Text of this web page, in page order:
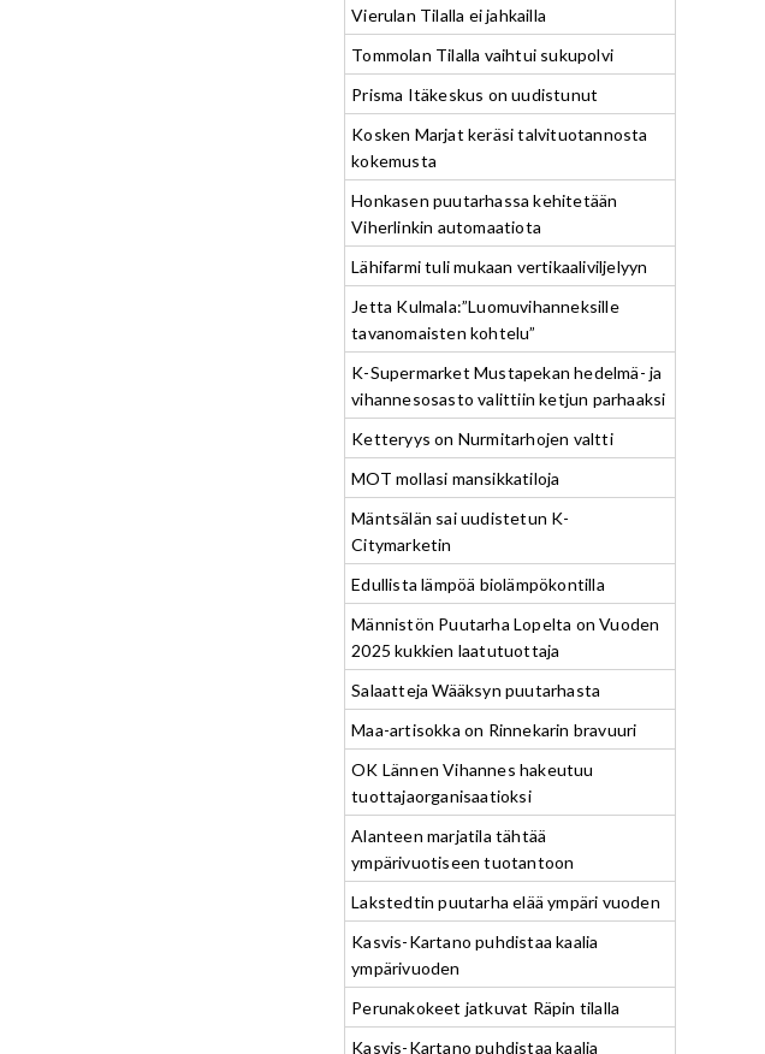
Vierulan Tilalla ei jahkailla
Tommolan Tilalla vaihtui sukupolvi
Prisma Itäkeskus on uudistunut
Kosken Marjat keräsi talvituotannosta
kokemusta
Honkasen puutarhassa kehitetään
Viherlinkin automaatiota
Lähifarmi tuli mukaan vertikaaliviljelyyn
Jetta Kulmala:”Luomuvihanneksille
tavanomaisten kohtelu”
K-Supermarket Mustapekan hedelmä- ja
vihannesosasto valittiin ketjun parhaaksi
Ketteryys on Nurmitarhojen valtti
MOT mollasi mansikkatiloja
Mäntsälän sai uudistetun K-
Citymarketin
Edullista lämpöä biolämpökontilla
Männistön Puutarha Lopelta on Vuoden
2025 kukkien laatutuottaja
Salaatteja Wääksyn puutarhasta
Maa-artisokka on Rinnekarin bravuuri
OK Lännen Vihannes hakeutuu
tuottajaorganisaatioksi
Alanteen marjatila tähtää
ympärivuotiseen tuotantoon
Lakstedtin puutarha elää ympäri vuoden
Kasvis-Kartano puhdistaa kaalia
ympärivuoden
Perunakokeet jatkuvat Räpin tilalla
Kasvis-Kartano puhdistaa kaalia